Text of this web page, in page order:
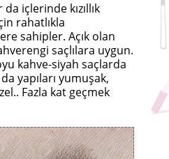
içlerinde kızıllık
rahatlıkla
sahipler. Açık olan
saçlılara uygun.
kahve-siyah saçlarda
yapıları yumuşak,
Fazla kat geçmek